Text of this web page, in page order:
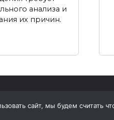
анализа и
их причин.
сайт, мы будем считать